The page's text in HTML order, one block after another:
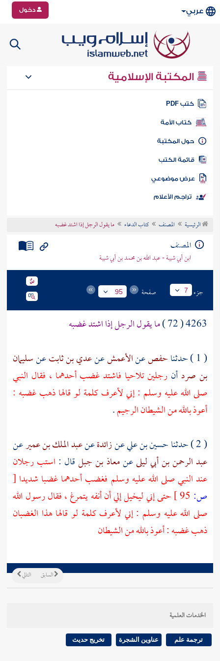
عربي دخول
المكتبة الإسلامية
كتب PDF
كتاب الأمة
المكتبة
الكتب
موضوعي
تراجم الأعلام
الرئيسية المصنف كتاب الدعاء ما يقول الرجل إذا اشتد غضبه
المصنف
ابن أبي شيبة - عبد الله بن محمد بن أبي شيبة
جزء 7 صفحة 95
4263 ( 72 )
ما يقول الرجل إذا اشتد غضبه
( 1 ) حدثنا
حفصعنالأعمشعنعدي بن ثابتعنسليمان
بن صردأن رجلين تلاحيا فاشتد غضب أحدهما ، فقال النبي
صلى الله عليه وسلم : إني لأعرف كلمة لو قالها ذهب غضبه :
أعوذ بالله من الشيطان الرجيم.
( 2 ) حدثنا
حسين بن عليعنزائدةعنعبد الملك بن عميرعن
عبد الرحمن بن أبي ليلىعنمعاذ بن جبلقال : استب رجلان
عند النبي صلى الله عليه وسلم فغضب أحدهما غضبا شديدا [
ص:
حتى إني ليخيل إلي أن أنفه يتمرغ ، فقال رسول الله
صلى الله عليه وسلم : إني لأعرف كلمة لو قالها هذا الغضبان
ذهب غضبه : أعوذ بالله من الشيطان
التالي السابق
الخدمات العلمية
ترجمة علم عناوين الشجرة تخريج حديث